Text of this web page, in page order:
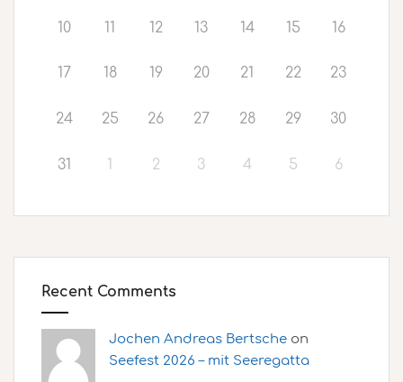
10 11 12 13 14 15 16
17 18 19 20 21 22 23
24 25 26 27 28 29 30
31 1 2 3 4 5 6
Recent Comments
Jochen Andreas Bertsche on
Seefest 2026 – mit Seeregatta